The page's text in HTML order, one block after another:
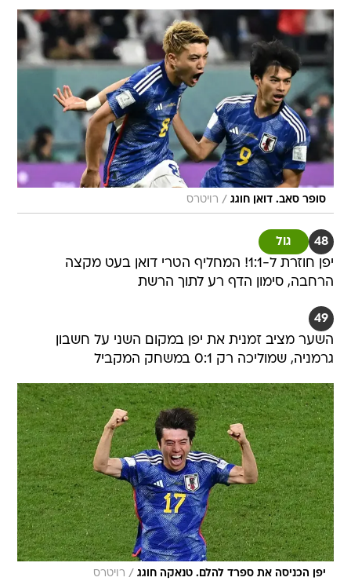
סופר סאב. דואן חוגג / רויטרס
48 גול
יפן חוזרת ל-1:1! המחליף הטרי דואן בעט מקצה
הרחבה, סימון הדף רע לתוך הרשת
49
השער מציב זמנית את יפן במקום השני על חשבון
גרמניה, שמוליכה רק 0:1 במשחק המקביל
יפן הכניסה את ספרד להלם. טנאקה חוגג / רויטרס